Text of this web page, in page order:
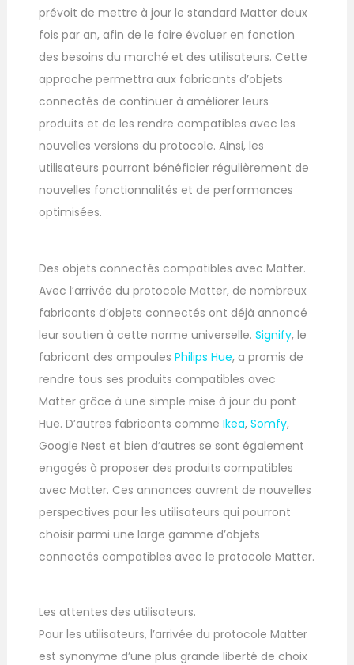
prévoit de mettre à jour le standard Matter deux
fois par an, afin de le faire évoluer en fonction
des besoins du marché et des utilisateurs. Cette
approche permettra aux fabricants d’objets
connectés de continuer à améliorer leurs
produits et de les rendre compatibles avec les
nouvelles versions du protocole. Ainsi, les
utilisateurs pourront bénéficier régulièrement de
nouvelles fonctionnalités et de performances
optimisées.
Des objets connectés compatibles avec Matter.
Avec l’arrivée du protocole Matter, de nombreux
fabricants d’objets connectés ont déjà annoncé
leur soutien à cette norme universelle.Signify, le
fabricant des ampoulesPhilips Hue, a promis de
rendre tous ses produits compatibles avec
Matter grâce à une simple mise à jour du pont
Hue. D’autres fabricants commeIkea,Somfy,
Google Nest et bien d’autres se sont également
engagés à proposer des produits compatibles
avec Matter. Ces annonces ouvrent de nouvelles
perspectives pour les utilisateurs qui pourront
choisir parmi une large gamme d’objets
connectés compatibles avec le protocole Matter.
Les attentes des utilisateurs.
Pour les utilisateurs, l’arrivée du protocole Matter
est synonyme d’une plus grande liberté de choix